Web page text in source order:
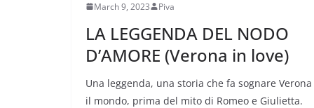
March 9, 2023 Piva
LA LEGGENDA DEL NODO
D’AMORE (Verona in love)
Una leggenda, una storia che fa sognare Verona
il mondo, prima del mito di Romeo e Giulietta.